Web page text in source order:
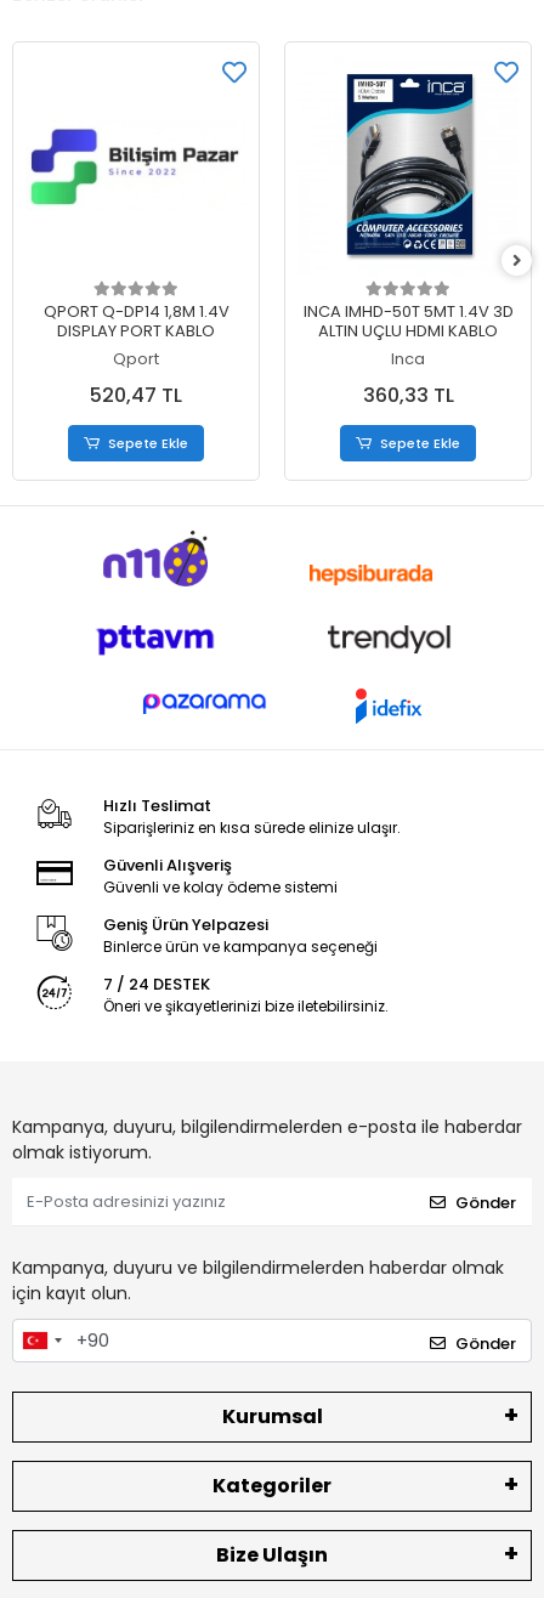
Sepete Ekle
QPORT Q-DP14 1,8M 1.4V
DISPLAY PORT KABLO
Qport
520,47 TL
Sepete Ekle
Sepete Ekle
INCA IMHD-50T 5MT 1.4V 3D
ALTIN UÇLU HDMI KABLO
Inca
360,33 TL
Sepete Ekle
Hızlı Teslimat
Siparişleriniz en kısa sürede elinize ulaşır.
Güvenli Alışveriş
Güvenli ve kolay ödeme sistemi
Geniş Ürün Yelpazesi
Binlerce ürün ve kampanya seçeneği
7 / 24 DESTEK
Öneri ve şikayetlerinizi bize iletebilirsiniz.
Kampanya, duyuru, bilgilendirmelerden e-posta ile haberdar
olmak istiyorum.
Gönder
Kampanya, duyuru ve bilgilendirmelerden haberdar olmak
için kayıt olun.
Gönder
Kurumsal
Kategoriler
Bize Ulaşın